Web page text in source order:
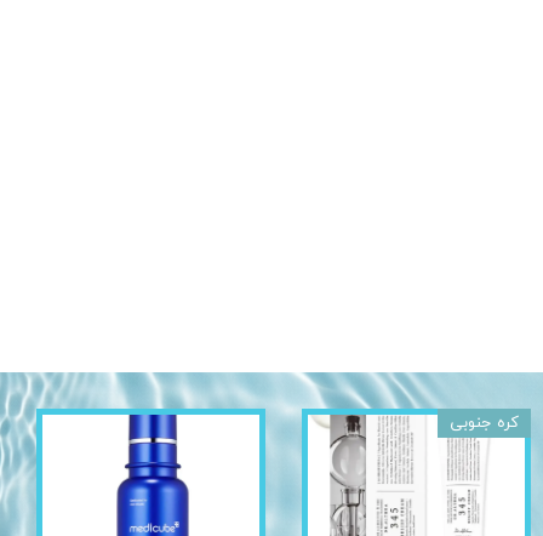
کره جنوبی